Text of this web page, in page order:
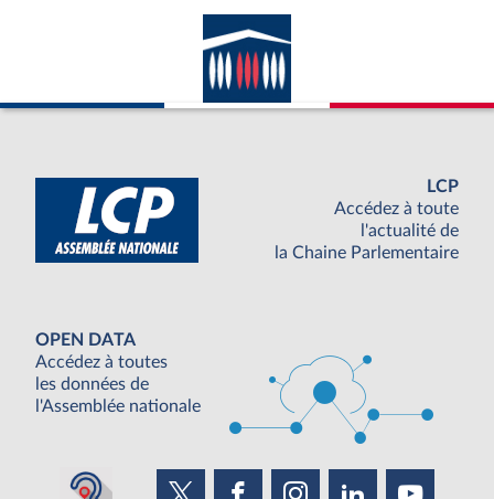
LCP
Accédez à toute
l'actualité de
la Chaine Parlementaire
OPEN DATA
Accédez à toutes
les données de
l'Assemblée nationale